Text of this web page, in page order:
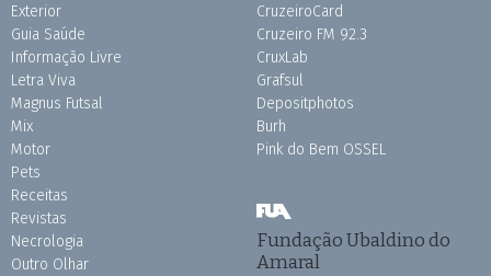
Exterior
Guia Saúde
Informação Livre
Letra Viva
Magnus Futsal
Mix
Motor
Pets
Receitas
Revistas
Necrologia
Outro Olhar
CruzeiroCard
Cruzeiro FM 92.3
CruxLab
Grafsul
Depositphotos
Burh
Pink do Bem OSSEL
Fundação Ubaldino do
Amaral